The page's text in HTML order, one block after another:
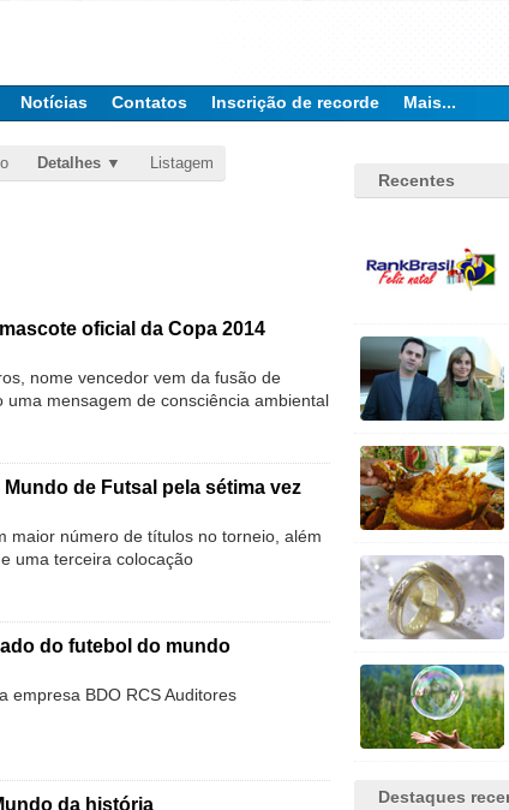
Notícias Contatos Inscrição de recorde Mais...
Detalhes Listagem
oficial da Copa 2014
nome vencedor vem da fusão de
uma mensagem de consciência ambiental
de Futsal pela sétima vez
maior número de títulos no torneio, além
uma terceira colocação
do futebol do mundo
empresa BDO RCS Auditores
da história
Recentes
Destaques